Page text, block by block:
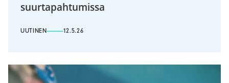
suurtapahtumissa
UUTINEN 12.5.26